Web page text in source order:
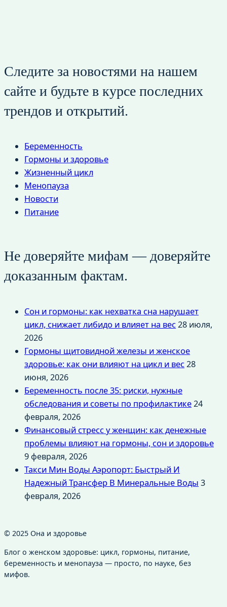
Следите за новостями на нашем
сайте и будьте в курсе последних
трендов и открытий.
Беременность
Гормоны и здоровье
Жизненный цикл
Менопауза
Новости
Питание
Не доверяйте мифам — доверяйте
доказанным фактам.
Сон и гормоны: как нехватка сна нарушает
цикл, снижает либидо и влияет на вес28 июля,
2026
Гормоны щитовидной железы и женское
здоровье: как они влияют на цикл и вес28
июня, 2026
Беременность после 35: риски, нужные
обследования и советы по профилактике24
февраля, 2026
Финансовый стресс у женщин: как денежные
проблемы влияют на гормоны, сон и здоровье
9 февраля, 2026
Такси Мин Воды Аэропорт: Быстрый И
Надежный Трансфер В Минеральные Воды 3
февраля, 2026
© 2025 Она и здоровье
Блог о женском здоровье: цикл, гормоны, питание,
беременность и менопауза — просто, по науке, без
мифов.